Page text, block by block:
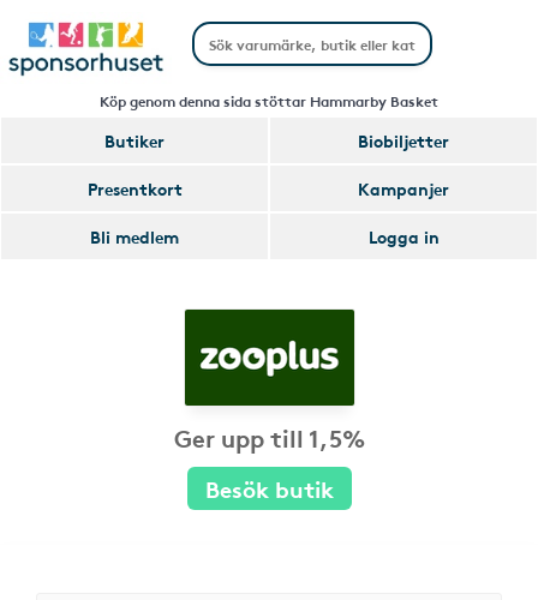
Köp genom denna sida stöttar Hammarby Basket
Butiker
Biobiljetter
Presentkort
Kampanjer
Bli medlem
Logga in
Ger upp till 1,5%
Besök butik